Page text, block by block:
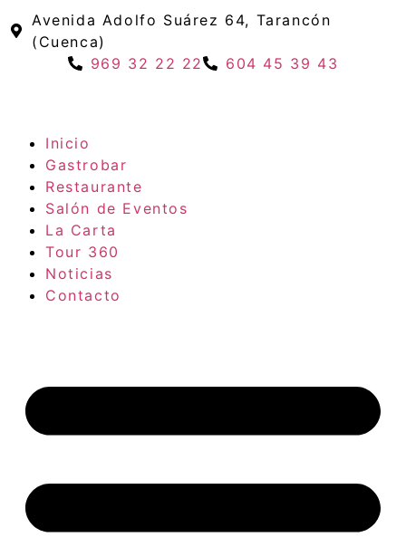
Avenida Adolfo Suárez 64, Tarancón
(Cuenca)
969 32 22 22
604 45 39 43
Inicio
Gastrobar
Restaurante
Salón de Eventos
La Carta
Tour 360
Noticias
Contacto